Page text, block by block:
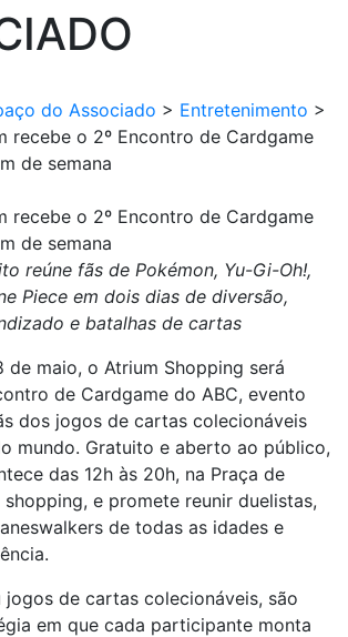
do Associado > Entretenimento >
recebe o 2º Encontro de Cardgame
de semana
recebe o 2º Encontro de Cardgame
de semana
reúne fãs de Pokémon, Yu-Gi-Oh!,
Piece em dois dias de diversão,
e batalhas de cartas
de maio, o Atrium Shopping será
de Cardgame do ABC, evento
dos jogos de cartas colecionáveis
mundo. Gratuito e aberto ao público,
das 12h às 20h, na Praça de
e promete reunir duelistas,
de todas as idades e
jogos de cartas colecionáveis, são
em que cada participante monta